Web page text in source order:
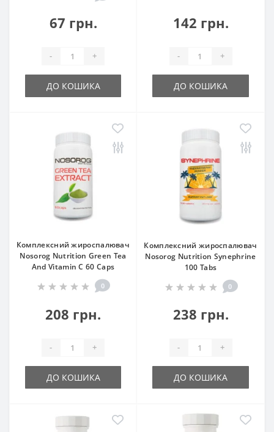
67 грн.
- +
ДО КОШИКА
142 грн.
- +
ДО КОШИКА
Комплексний жироспалювач
Nosorog Nutrition Green Tea
And Vitamin C 60 Caps
0
208 грн.
- +
ДО КОШИКА
Комплексний жироспалювач
Nosorog Nutrition Synephrine
100 Tabs
0
238 грн.
- +
ДО КОШИКА